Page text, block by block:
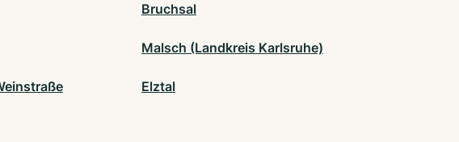
Bruchsal
Malsch (Landkreis Karlsruhe)
Elztal